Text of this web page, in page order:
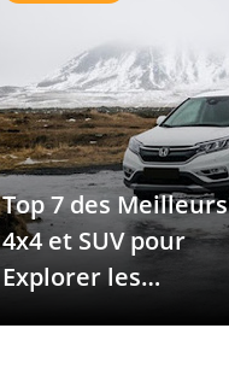
Top 7 des Meilleurs
4x4 et SUV pour
Explorer les